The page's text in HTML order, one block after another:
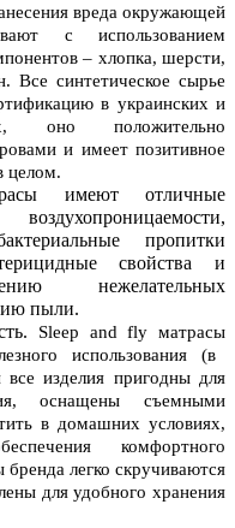
вреда окружающей
с использованием
– хлопка, шерсти,
Все синтетическое сырье
в украинских и
оно положительно
и имеет позитивное
целом.
имеют отличные
пропитки
свойства и
нежелательных
пыли.
Sleep and fly матрасы
использования (в
изделия пригодны для
оснащены съемными
в домашних условиях,
комфортного
легко скручиваются
для удобного хранения